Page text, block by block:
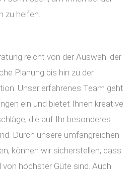
zu helfen.
reicht von der Auswahl der
Planung bis hin zu der
Unser erfahrenes Team geht
ein und bietet Ihnen kreative
die auf Ihr besonderes
Durch unsere umfangreichen
können wir sicherstellen, dass
höchster Güte sind. Auch